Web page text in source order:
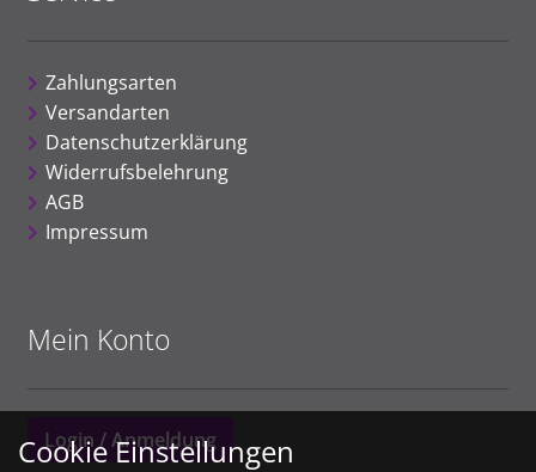
Cookie Einstellungen
Zahlungsarten
Versandarten
Datenschutzerklärung
Widerrufsbelehrung
AGB
Impressum
Mein Konto
Login / Anmeldung